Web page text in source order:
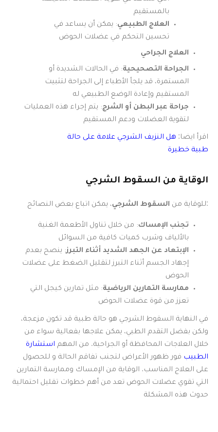
بالمستقيم
العلاج الطبيعي: يمكن أن يساعد في
تحسين التحكم في عضلات الحوض
العلاج الجراحي
الجراحة التصحيحية: في الحالات الشديدة أو
المستمرة، قد يلجأ الأطباء إلى الجراحة لتثبيت
المستقيم وإعادة الوضع الطبيعي له
جراحة عبر البطن أو الشرج: يتم إجراء هذه العمليات
لتقوية العضلات ودعم المستقيم
اقرأ ايضا: هل النزيف الشرجي علامة على حالة
طبية خطيرة
الوقاية من السقوط الشرجي
للوقاية من السقوط الشرجي ، يمكن اتباع بعض النصائح:
تجنب الإمساك: من خلال تناول الأطعمة الغنية
بالألياف وشرب كميات كافية من السوائل
الإبتعاد عن الجهد الشديد أثناء التبرز: ينصح بعدم
إجهاد الجسم أثناء التبرز لتقليل الضغط على عضلات
الحوض
ممارسة التمارين الرياضية: مثل تمارين كيجل التي
تعزز من قوة عضلات الحوض
في النهاية السقوط الشرجي هو حالة طبية قد تكون مزعجة،
ولكن بفضل التقدم الطبي، يمكن علاجها بفعالية سواء من
خلال العلاجات المحافظة أو الجراحية. من المهم استشارة
الطبيب فور ظهور الأعراض لتجنب تفاقم الحالة و للحصول
على العلاج المناسب. الوقاية من الإمساك وممارسة التمارين
التي تقوي عضلات الحوض تعد من أهم خطوات تقليل احتمالية
حدوث هذه المشكلة